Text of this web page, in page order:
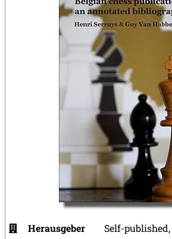
Herausgeber Self-published,